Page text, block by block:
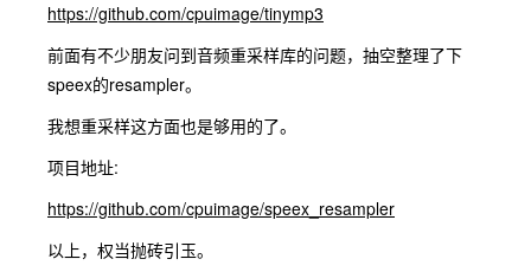
https://github.com/cpuimage/tinymp3
前面有不少朋友问到音频重采样库的问题，抽空整理了下
speex的resampler。
我想重采样这方面也是够用的了。
项目地址:
https://github.com/cpuimage/speex_resampler
以上，权当抛砖引玉。